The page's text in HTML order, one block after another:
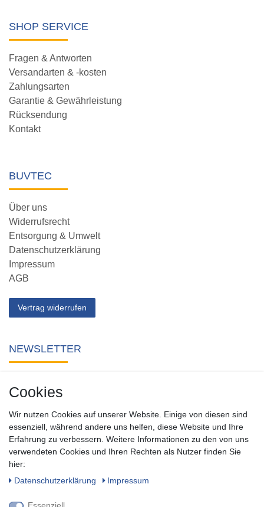
SHOP SERVICE
Fragen & Antworten
Versandarten & -kosten
Zahlungsarten
Garantie & Gewährleistung
Rücksendung
Kontakt
BUVTEC
Über uns
Widerrufsrecht
Entsorgung & Umwelt
Datenschutzerklärung
Impressum
AGB
Vertrag widerrufen
NEWSLETTER
Sie keine Neuigkeit oder Aktion aus unserem Shop.
Zum Newsletter anmelden
SOCIAL
Cookies
Wir nutzen Cookies auf unserer Website. Einige von diesen sind
essenziell, während andere uns helfen, diese Website und Ihre
Erfahrung zu verbessern. Weitere Informationen zu den von uns
verwendeten Cookies und Ihren Rechten als Nutzer finden Sie
hier:
Daten­schutz­erklärung
Impressum